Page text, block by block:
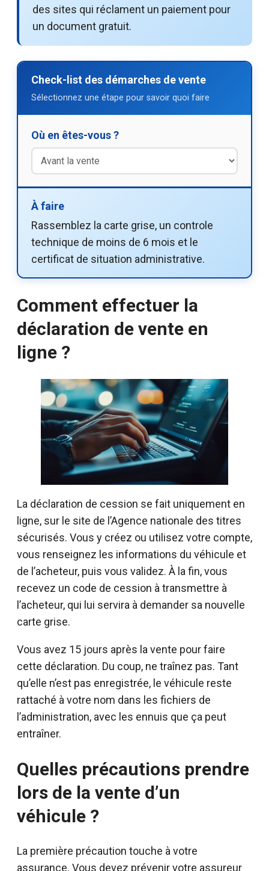
des sites qui réclament un paiement pour
un document gratuit.
Check-list des démarches de vente
Sélectionnez une étape pour savoir quoi faire
Où en êtes-vous ?
À faire
Rassemblez la carte grise, un controle
technique de moins de 6 mois et le
certificat de situation administrative.
Comment effectuer la
déclaration de vente en
ligne ?
La déclaration de cession se fait uniquement en
ligne, sur le site de l’Agence nationale des titres
sécurisés. Vous y créez ou utilisez votre compte,
vous renseignez les informations du véhicule et
de l’acheteur, puis vous validez. À la fin, vous
recevez un code de cession à transmettre à
l’acheteur, qui lui servira à demander sa nouvelle
carte grise.
Vous avez 15 jours après la vente pour faire
cette déclaration. Du coup, ne traînez pas. Tant
qu’elle n’est pas enregistrée, le véhicule reste
rattaché à votre nom dans les fichiers de
l’administration, avec les ennuis que ça peut
entraîner.
Quelles précautions prendre
lors de la vente d’un
véhicule ?
La première précaution touche à votre
assurance. Vous devez prévenir votre assureur